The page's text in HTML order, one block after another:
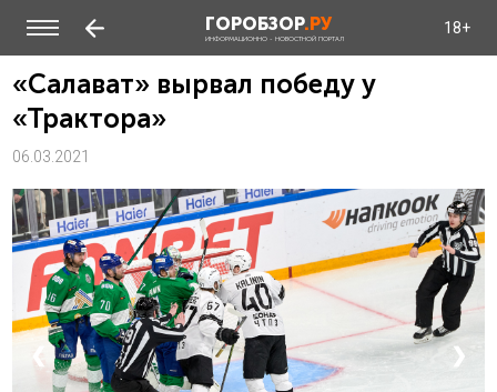
ГОРОБЗОР.РУ
ИНФОРМАЦИОННО - НОВОСТНОЙ ПОРТАЛ
18+
«Салават» вырвал победу у
«Трактора»
06.03.2021
❮ ❯